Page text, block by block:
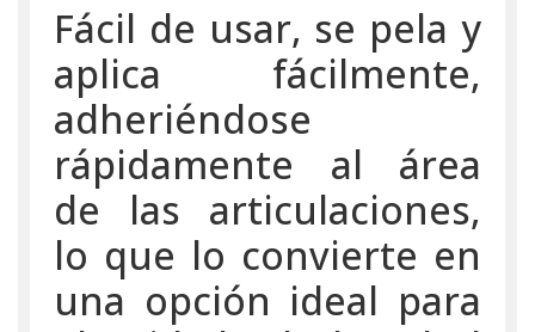
Fácil de usar, se pela y
aplica fácilmente,
adheriéndose
rápidamente al área
de las articulaciones,
lo que lo convierte en
una opción ideal para